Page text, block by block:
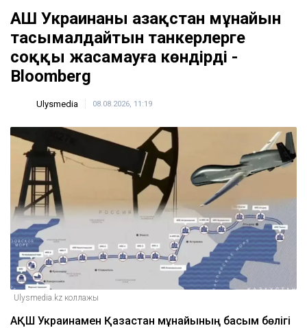
АҚШ Украинаны Қазақстан мұнайын
тасымалдайтын танкерлерге
соққы жасамауға көндірді -
Bloomberg
Ulysmedia 08.08.2026, 11:19
Ulysmedia.kz коллажы
АҚШ Украинамен Қазақстан мұнайының басым бөлігі